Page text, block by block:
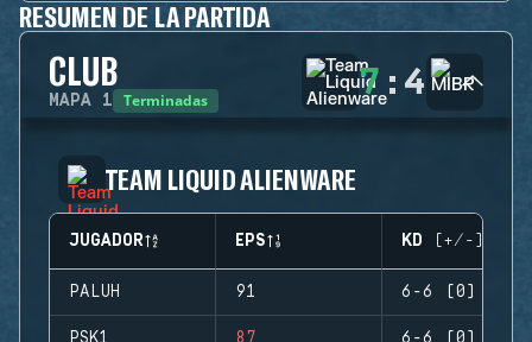
RESUMEN DE LA PARTIDA
CLUB
MAPA 1 Terminadas 7 : 4
TEAM LIQUID ALIENWARE
JUGADOR EPS KD (+/-)
PALUH 91 6-6 (0)